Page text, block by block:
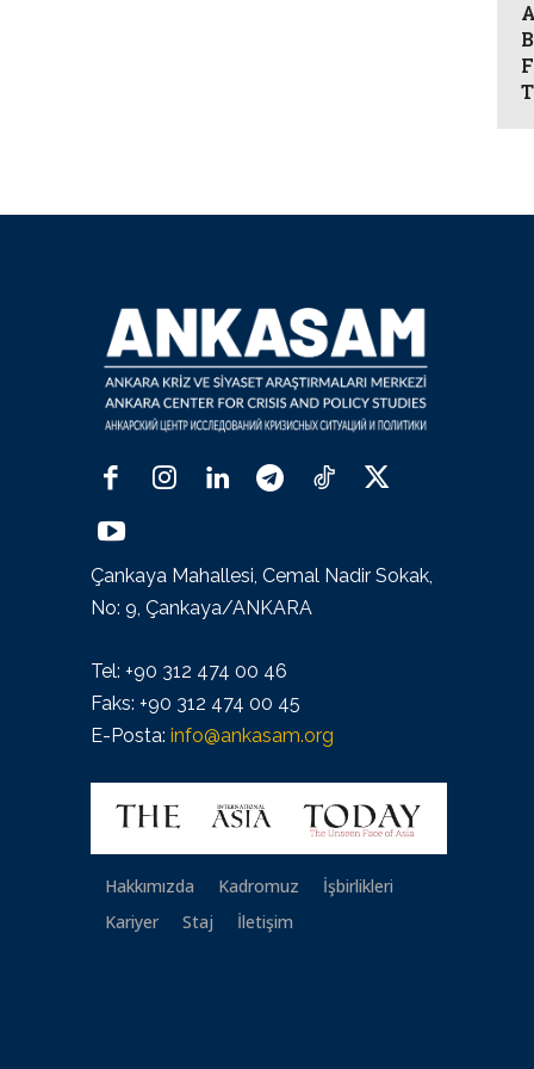
Çankaya Mahallesi, Cemal Nadir Sokak,
No: 9, Çankaya/ANKARA
Tel: +90 312 474 00 46
Faks: +90 312 474 00 45
E-Posta: info@ankasam.org
Hakkımızda Kadromuz
İşbirlikleri
Kariyer
Staj İletişim